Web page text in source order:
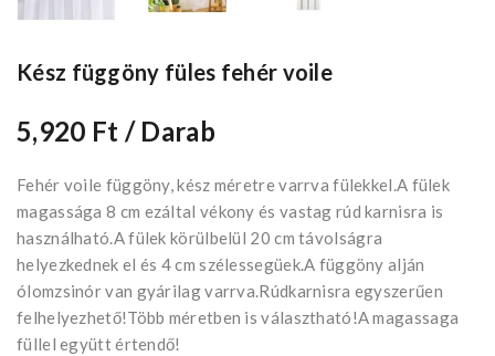
Kész függöny füles fehér voile
5,920 Ft / Darab
Fehér voile függöny, kész méretre varrva fülekkel.A fülek
magassága 8 cm ezáltal vékony és vastag rúd karnisra is
használható.A fülek körülbelül 20 cm távolságra
helyezkednek el és 4 cm szélessegüek.A függöny alján
ólomzsinór van gyárilag varrva.Rúdkarnisra egyszerűen
felhelyezhető!Több méretben is választható!A magassaga
füllel együtt értendő!